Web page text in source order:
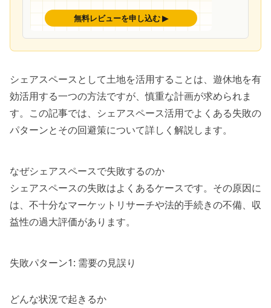
シェアスペースとして土地を活用することは、遊休地を有
効活用する一つの方法ですが、慎重な計画が求められま
す。この記事では、シェアスペース活用でよくある失敗の
パターンとその回避策について詳しく解説します。
なぜシェアスペースで失敗するのか
シェアスペースの失敗はよくあるケースです。その原因に
は、不十分なマーケットリサーチや法的手続きの不備、収
益性の過大評価があります。
失敗パターン1: 需要の見誤り
どんな状況で起きるか